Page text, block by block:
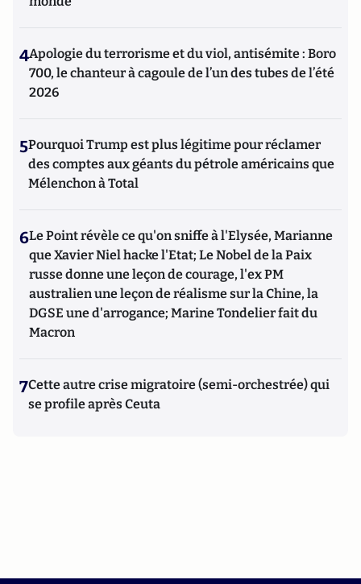
4Apologie du terrorisme et du viol, antisémite : Boro
700, le chanteur à cagoule de l’un des tubes de l’été
2026
5Pourquoi Trump est plus légitime pour réclamer
des comptes aux géants du pétrole américains que
Mélenchon à Total
6Le Point révèle ce qu'on sniffe à l'Elysée, Marianne
que Xavier Niel hacke l'Etat; Le Nobel de la Paix
russe donne une leçon de courage, l'ex PM
australien une leçon de réalisme sur la Chine, la
DGSE une d'arrogance; Marine Tondelier fait du
Macron
7Cette autre crise migratoire (semi-orchestrée) qui
se profile après Ceuta